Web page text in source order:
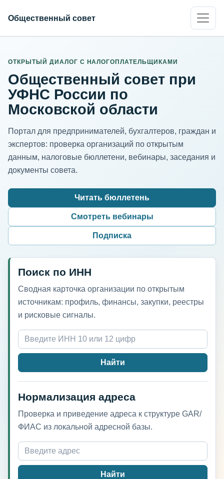
Общественный совет
ОТКРЫТЫЙ ДИАЛОГ С НАЛОГОПЛАТЕЛЬЩИКАМИ
Общественный совет при
УФНС России по
Московской области
Портал для предпринимателей, бухгалтеров, граждан и
экспертов: проверка организаций по открытым
данным, налоговые бюллетени, вебинары, заседания и
документы совета.
Читать бюллетень
Смотреть вебинары
Подписка
Поиск по ИНН
Сводная карточка организации по открытым
источникам: профиль, финансы, закупки, реестры
и рисковые сигналы.
ИНН организации
Найти
Нормализация адреса
Проверка и приведение адреса к структуре GAR/
ФИАС из локальной адресной базы.
Адрес для нормализации
Найти